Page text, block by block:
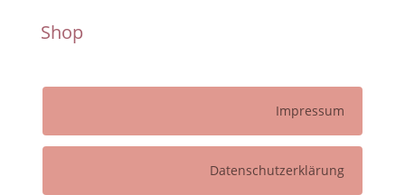
Shop
Impressum
Datenschutzerklärung